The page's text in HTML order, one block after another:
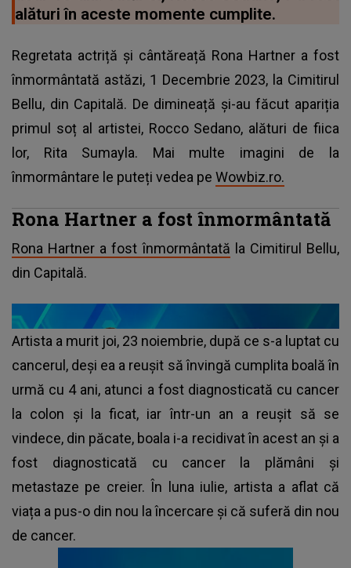
alături în aceste momente cumplite.
Regretata actriță și cântăreață Rona Hartner a fost
înmormântată astăzi, 1 Decembrie 2023, la Cimitirul
Bellu, din Capitală. De dimineață și-au făcut apariția
primul soț al artistei, Rocco Sedano, alături de fiica
lor, Rita Sumayla. Mai multe imagini de la
înmormântare le puteți vedea pe Wowbiz.ro.
Rona Hartner a fost înmormântată
Rona Hartner a fost înmormântată la Cimitirul Bellu,
din Capitală.
Artista a murit joi, 23 noiembrie, după ce s-a luptat cu
cancerul, deși ea a reușit să învingă cumplita boală în
urmă cu 4 ani, atunci a fost diagnosticată cu cancer
la colon și la ficat, iar într-un an a reușit să se
vindece, din păcate, boala i-a recidivat în acest an și a
fost diagnosticată cu cancer la plămâni și
metastaze pe creier. În luna iulie, artista a aflat că
viața a pus-o din nou la încercare și că suferă din nou
de cancer.